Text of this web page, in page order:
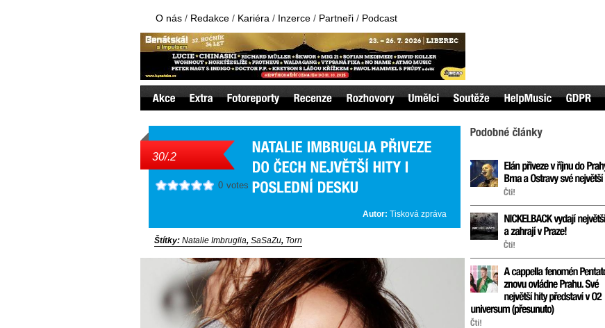
O nás / Redakce / Kariéra / Inzerce / Partneři / Podcast
30/.2
0 votes
Autor: Tisková zpráva
Štítky: Natalie Imbruglia, SaSaZu, Torn